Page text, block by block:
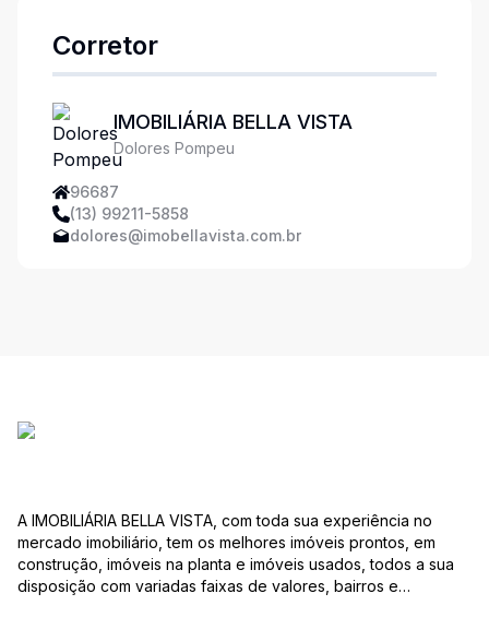
Corretor
IMOBILIÁRIA BELLA VISTA
Dolores Pompeu
96687
(13) 99211-5858
dolores@imobellavista.com.br
A IMOBILIÁRIA BELLA VISTA, com toda sua experiência no
mercado imobiliário, tem os melhores imóveis prontos, em
construção, imóveis na planta e imóveis usados, todos a sua
disposição com variadas faixas de valores, bairros e